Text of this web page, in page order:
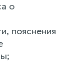
о
пояснения